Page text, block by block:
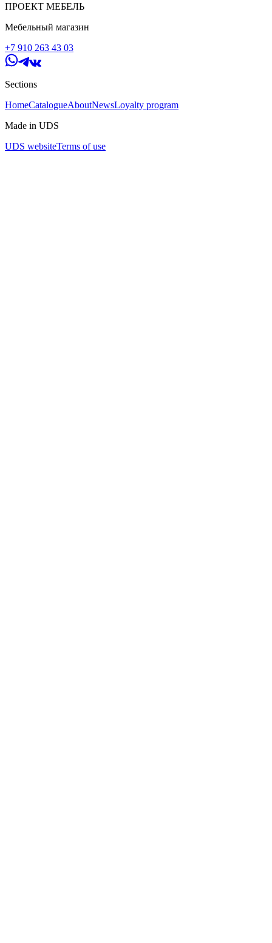
ПРОЕКТ МЕБЕЛЬ
Мебельный магазин
+7 910 263 43 03
Sections
HomeCatalogueAboutNewsLoyalty program
Made in UDS
UDS websiteTerms of use